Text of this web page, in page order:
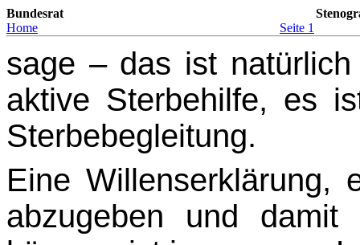
Bundesrat
Home
Seite 1
sage – das ist
aktive Sterbehilfe, es
Sterbebegleitung.
Eine Willenserklärung,
abzugeben und damit